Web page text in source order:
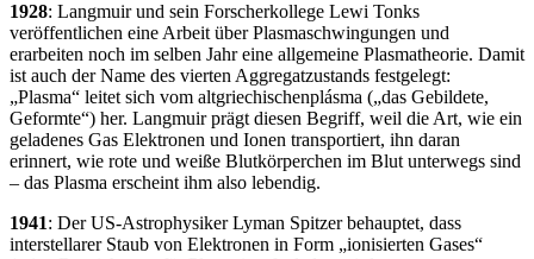
1928: Langmuir und sein Forscherkollege Lewi Tonks
veröffentlichen eine Arbeit über Plasmaschwingungen und
erarbeiten noch im selben Jahr eine allgemeine Plasmatheorie. Damit
ist auch der Name des vierten Aggregatzustands festgelegt:
„Plasma“ leitet sich vom altgriechischenplásma („das Gebildete,
Geformte“) her. Langmuir prägt diesen Begriff, weil die Art, wie ein
geladenes Gas Elektronen und Ionen transportiert, ihn daran
erinnert, wie rote und weiße Blutkörperchen im Blut unterwegs sind
– das Plasma erscheint ihm also lebendig.
1941: Der US-Astrophysiker Lyman Spitzer behauptet, dass
interstellarer Staub von Elektronen in Form „ionisierten Gases“